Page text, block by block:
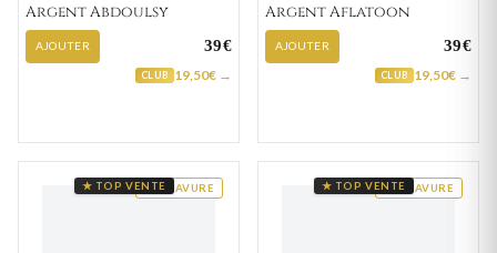
Argent Abdoulsy
AJOUTER 39€
CLUB 19,50€ →
Argent Aflatoon
AJOUTER 39€
CLUB 19,50€ →
GRAVURE
★ TOP VENTE GRAVURE
★ TOP VENTE